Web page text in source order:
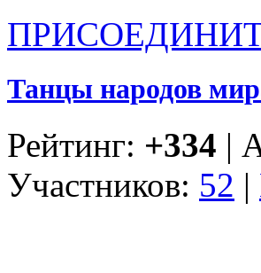
Танцы народов
Рейтинг: +334 |
Участников: 52 |